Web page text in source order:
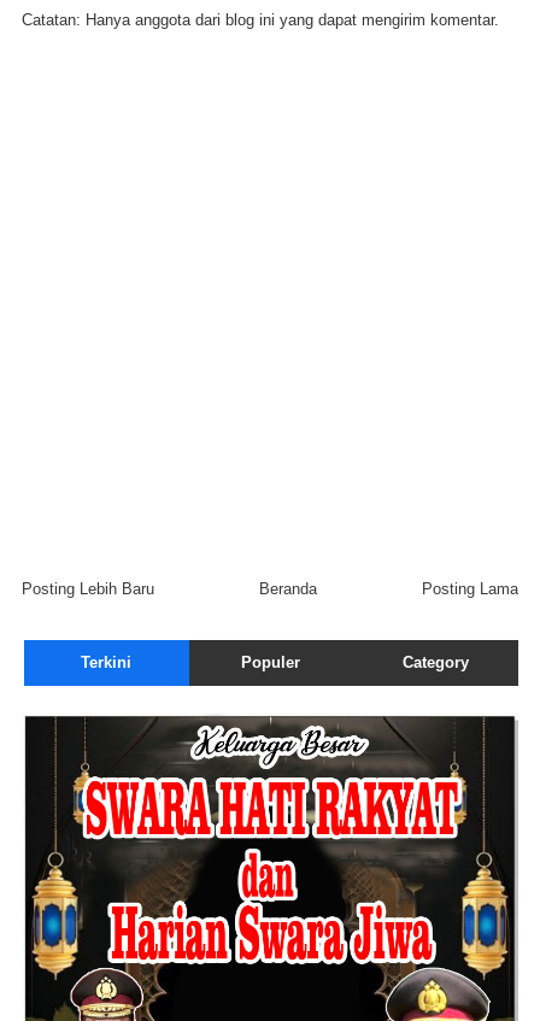
Catatan: Hanya anggota dari blog ini yang dapat mengirim komentar.
Posting Lebih Baru Posting Lama
Beranda
Terkini Populer Category